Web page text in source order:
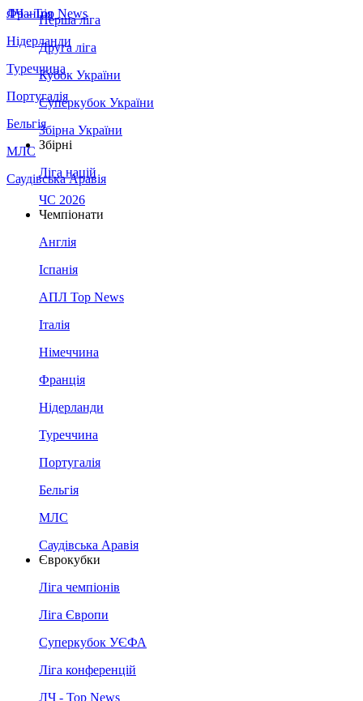
Франція
Нідерланди
Туреччина
Португалія
Бельгія
МЛС
Саудівська Аравія
ЛЧ - Top News
Перша ліга
Друга ліга
Кубок України
Суперкубок України
Збірна України
Збірні
Ліга націй
ЧС 2026
Чемпіонати
Англія
Іспанія
АПЛ Top News
Італія
Німеччина
Франція
Нідерланди
Туреччина
Португалія
Бельгія
МЛС
Саудівська Аравія
Єврокубки
Ліга чемпіонів
Ліга Європи
Суперкубок УЄФА
Ліга конференцій
ЛЧ - Top News